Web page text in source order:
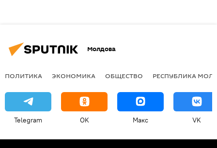
Молдова
ПОЛИТИКА ЭКОНОМИКА ОБЩЕСТВО РЕСПУБЛИКА
Telegram OK Макс VK